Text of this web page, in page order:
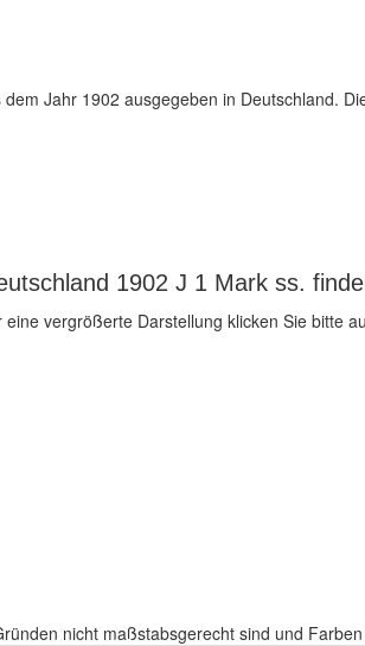
dem Jahr 1902 ausgegeben in Deutschland.
1902 J 1 Mark ss.
eine vergrößerte Darstellung klicken Sie bitte
nicht maßstabsgerecht sind und